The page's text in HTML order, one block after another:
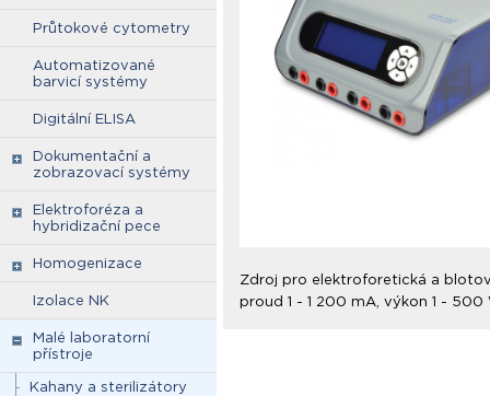
Průtokové cytometry
Automatizované
barvicí systémy
Digitální ELISA
Dokumentační a
zobrazovací systémy
Elektroforéza a
hybridizační pece
Homogenizace
Izolace NK
Malé laboratorní
přístroje
Kahany a sterilizátory
Zdroj pro elektroforetická a
proud 1 - 1 200 mA, výkon 1 - 500